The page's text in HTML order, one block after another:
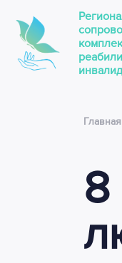
Главная
8